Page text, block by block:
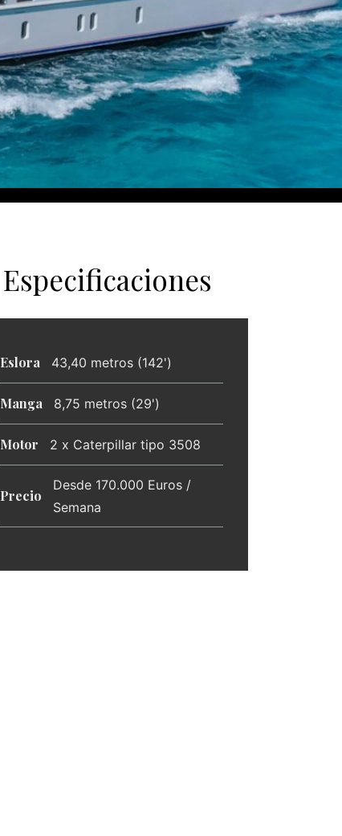
Especificaciones
Eslora 43,40 metros (142')
Manga 8,75 metros (29')
Motor 2 x Caterpillar tipo 3508
Precio
Desde 170.000 Euros /
Semana